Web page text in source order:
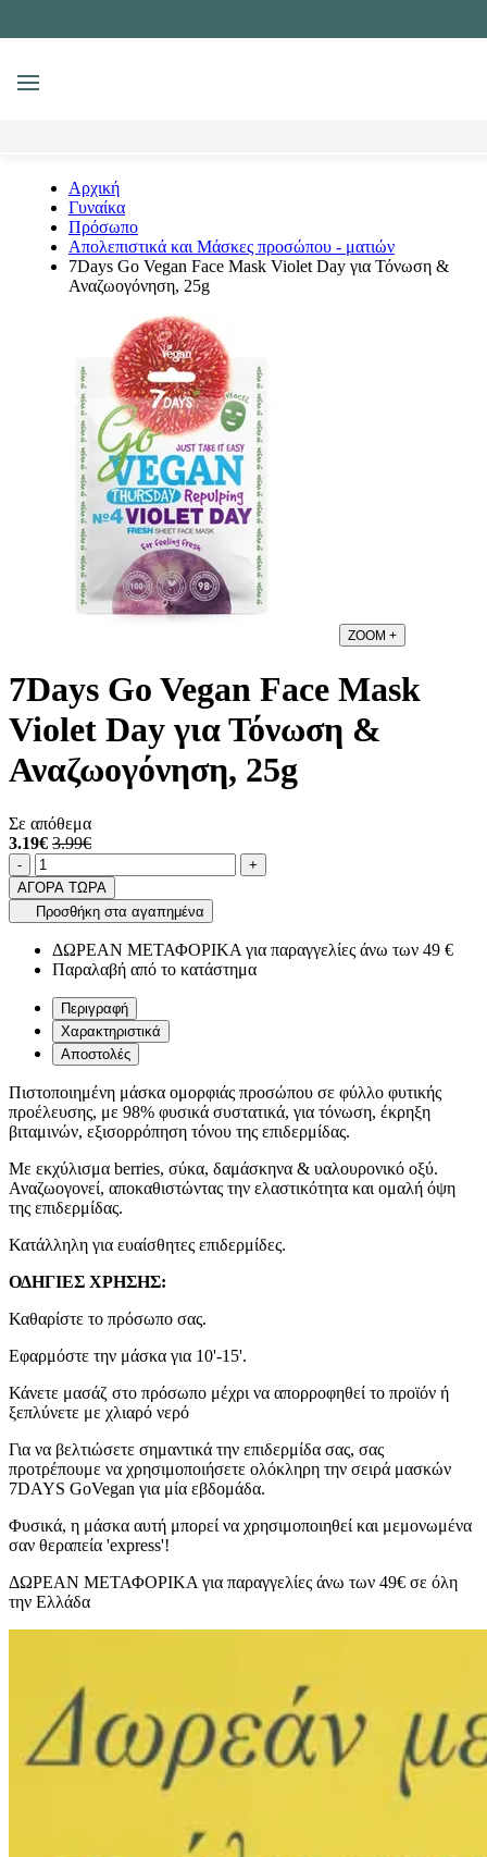
MENU
Αρχική
Γυναίκα
Πρόσωπο
Απολεπιστικά και Μάσκες προσώπου - ματιών
7Days Go Vegan Face Mask Violet Day για Τόνωση &
Αναζωογόνηση, 25g
ZOOM +
7Days Go Vegan Face Mask
Violet Day για Τόνωση &
Αναζωογόνηση, 25g
Σε απόθεμα
3.19€ 3.99€
Ποσότητα
-product.increase.quantity +
ΑΓΟΡΑ ΤΩΡΑ
Προσθήκη στα αγαπημένα
ΔΩΡΕΑΝ ΜΕΤΑΦΟΡΙΚΑ για παραγγελίες άνω των 49 €
Παραλαβή από το κατάστημα
Περιγραφή
Χαρακτηριστικά
Αποστολές
Πιστοποιημένη μάσκα ομορφιάς προσώπου σε φύλλο φυτικής
προέλευσης, με 98% φυσικά συστατικά, για τόνωση, έκρηξη
βιταμινών, εξισορρόπηση τόνου της επιδερμίδας.
Mε εκχύλισμα berries, σύκα, δαμάσκηνα & υαλουρονικό οξύ.
Αναζωογονεί, αποκαθιστώντας την ελαστικότητα και ομαλή όψη
της επιδερμίδας.
Κατάλληλη για ευαίσθητες επιδερμίδες.
ΟΔΗΓΙΕΣ ΧΡΗΣΗΣ:
Καθαρίστε το πρόσωπο σας.
Εφαρμόστε την μάσκα για 10'-15'.
Κάνετε μασάζ στο πρόσωπο μέχρι να απορροφηθεί το προϊόν ή
ξεπλύνετε με χλιαρό νερό
Για να βελτιώσετε σημαντικά την επιδερμίδα σας, σας
προτρέπουμε να χρησιμοποιήσετε ολόκληρη την σειρά μασκών
7DAYS GoVegan για μία εβδομάδα.
Φυσικά, η μάσκα αυτή μπορεί να χρησιμοποιηθεί και μεμονωμένα
σαν θεραπεία 'express'!
ΔΩΡΕΑΝ ΜΕΤΑΦΟΡΙΚΑ για παραγγελίες άνω των 49€ σε όλη
την Ελλάδα